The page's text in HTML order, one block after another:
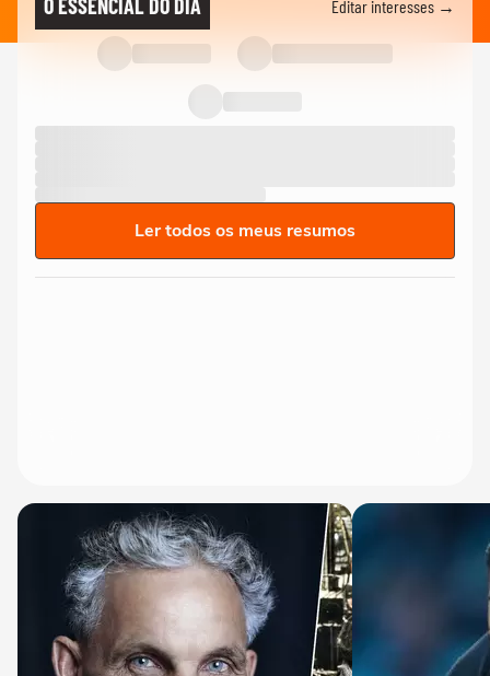
O ESSENCIAL DO DIA Editar interesses →
Ler todos os meus resumos